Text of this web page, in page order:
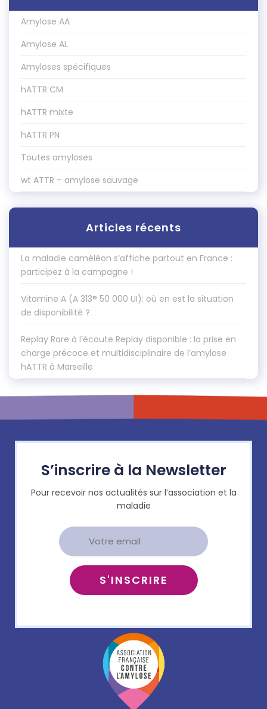
Amylose AA
Amylose AL
Amyloses spécifiques
hATTR CM
hATTR mixte
hATTR PN
Toutes amyloses
wt ATTR – amylose sauvage
Articles récents
La maladie caméléon s’affiche partout en France :
participez à la campagne !
Vitamine A (A 313® 50 000 UI): où en est la situation
de disponibilité ?
Replay Rare à l’écoute Replay disponible : la prise en
charge précoce et multidisciplinaire de l’amylose
hATTR à Marseille
S’inscrire à la Newsletter
Pour recevoir nos actualités sur l’association et la
maladie